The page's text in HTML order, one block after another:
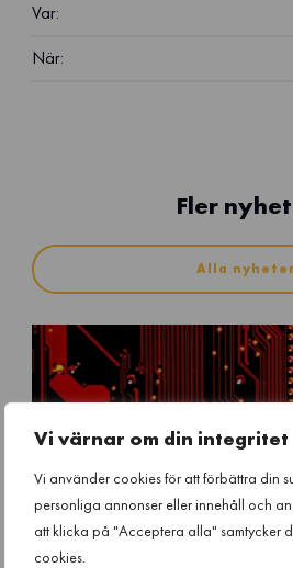
Vi värnar om din integritet
Vi använder cookies för att förbättra din
personliga annonser eller innehåll och
att klicka på "Acceptera alla" samtycker
cookies.
Var:
När:
Fler
Alla nyheter